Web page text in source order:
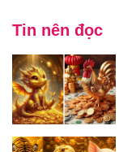
Tin nên đọc